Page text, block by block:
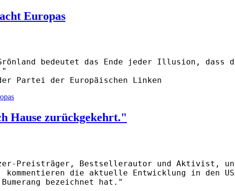
Europas
bedeutet das Ende jeder Illusion, dass
Partei der Europäischen Linken
Hause zurückgekehrt."
Preisträger, Bestsellerautor und Aktivist,
kommentieren die aktuelle Entwicklung in
bezeichnet hat."